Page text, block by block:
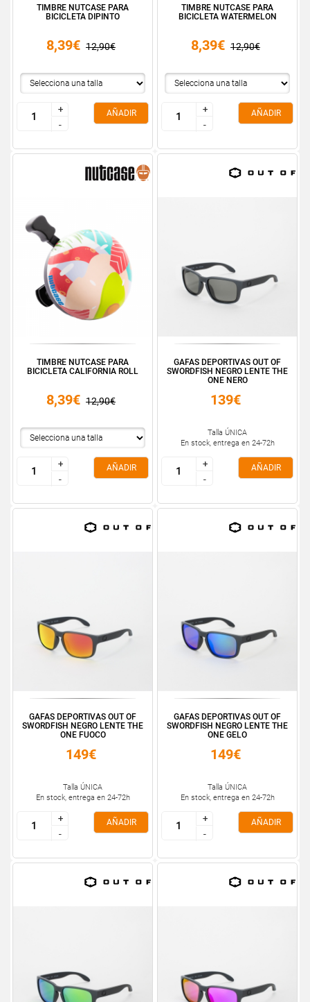
TIMBRE NUTCASE PARA
BICICLETA DIPINTO
8,39€ 12,90€
+
-
+
-
AÑADIR
TIMBRE NUTCASE PARA
BICICLETA WATERMELON
8,39€ 12,90€
+
-
+
-
AÑADIR
TIMBRE NUTCASE PARA
BICICLETA CALIFORNIA ROLL
8,39€ 12,90€
+
-
+
-
AÑADIR
GAFAS DEPORTIVAS OUT OF
SWORDFISH NEGRO LENTE THE
ONE NERO
139€
Talla ÚNICA
En stock, entrega en 24-72h
+
-
+
-
AÑADIR
GAFAS DEPORTIVAS OUT OF
SWORDFISH NEGRO LENTE THE
ONE FUOCO
149€
Talla ÚNICA
En stock, entrega en 24-72h
+
-
+
-
AÑADIR
GAFAS DEPORTIVAS OUT OF
SWORDFISH NEGRO LENTE THE
ONE GELO
149€
Talla ÚNICA
En stock, entrega en 24-72h
+
-
+
-
AÑADIR